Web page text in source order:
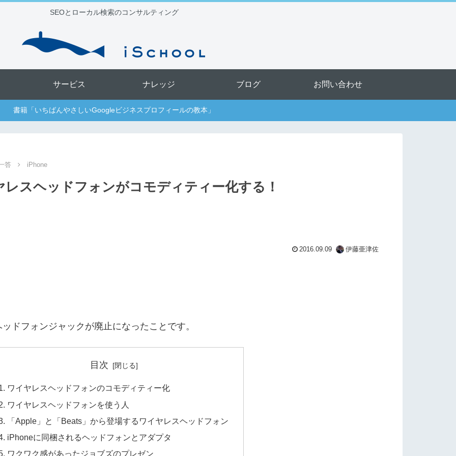
SEOとローカル検索のコンサルティング
サービス ナレッジ ブログ お問い合わせ
書籍「いちばんやさしいGoogleビジネスプロフィールの教本」
答 iPhone
スヘッドフォンがコモディティー化する！
2016.09.09 伊藤亜津佐
ドフォンジャックが廃止になったことです。
目次
ワイヤレスヘッドフォンのコモディティー化
ワイヤレスヘッドフォンを使う人
「Apple」と「Beats」から登場するワイヤレスヘッドフォン
iPhoneに同梱されるヘッドフォンとアダプタ
ワクワク感があったジョブズのプレゼン